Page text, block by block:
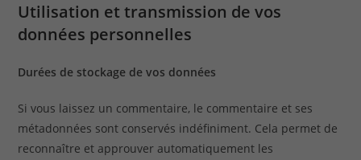
Utilisation et transmission de vos
données personnelles
Durées de stockage de vos données
Si vous laissez un commentaire, le commentaire et ses
métadonnées sont conservés indéfiniment. Cela permet de
reconnaître et approuver automatiquement les